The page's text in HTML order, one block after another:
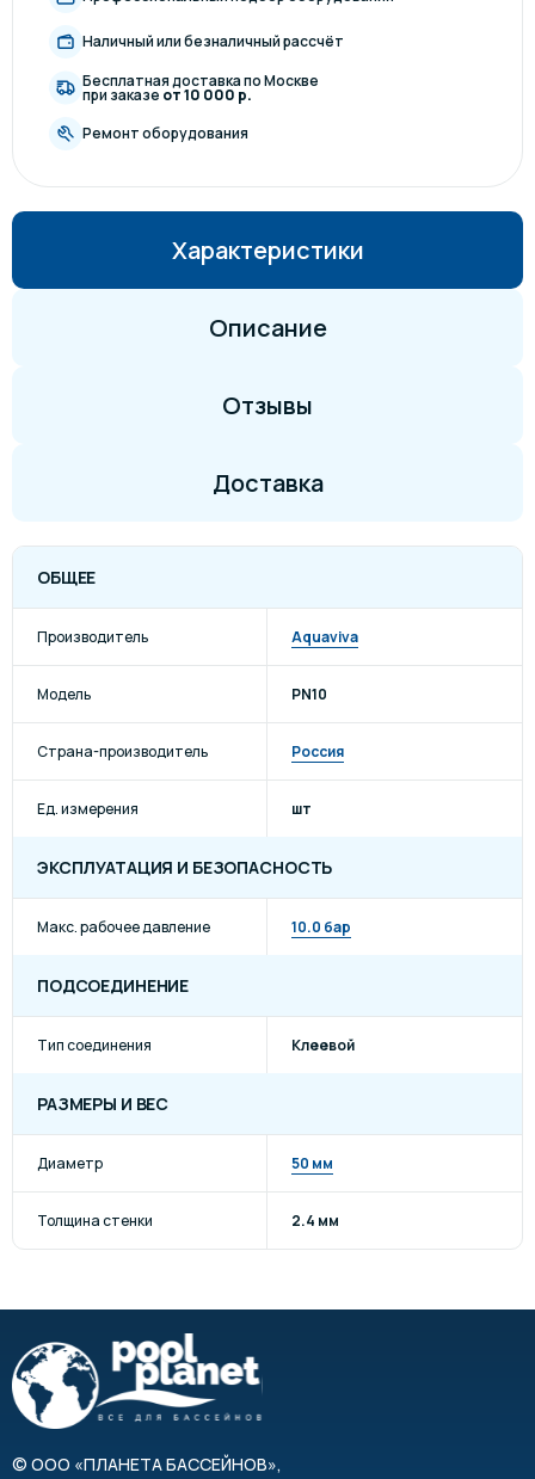
Наличный или безналичный рассчёт
Бесплатная доставка по Москве
при заказе от 10 000 р.
Ремонт оборудования
Характеристики
Описание
Отзывы
Доставка
ОБЩЕЕ
Производитель Aquaviva
Модель PN10
Страна-производитель Россия
Ед. измерения шт
ЭКСПЛУАТАЦИЯ И БЕЗОПАСНОСТЬ
Макс. рабочее давление 10.0 бар
ПОДСОЕДИНЕНИЕ
Тип соединения Клеевой
РАЗМЕРЫ И ВЕС
Диаметр 50 мм
Толщина стенки 2.4 мм
© ООО «ПЛАНЕТА БАССЕЙНОВ»,